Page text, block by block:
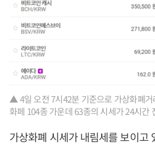
▲ 4일 오전 7시42분 기준으로 가상화폐
화페 104종 가운데 63종의 시세가 24시간
가상화폐 시세가 내림세를 보이고